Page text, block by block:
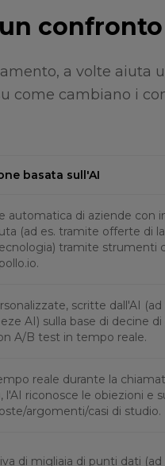
confronto
a volte aiuta
come cambiano i
basata sull'AI
automatica di aziende con
(ad es. tramite offerte di
tramite strumenti
scritte dall'AI (ad
AI) sulla base di decine di
A/B test in tempo reale.
reale durante la
l'AI riconosce le obiezioni e
argomenti/casi di studio.
di migliaia di punti dati (ad